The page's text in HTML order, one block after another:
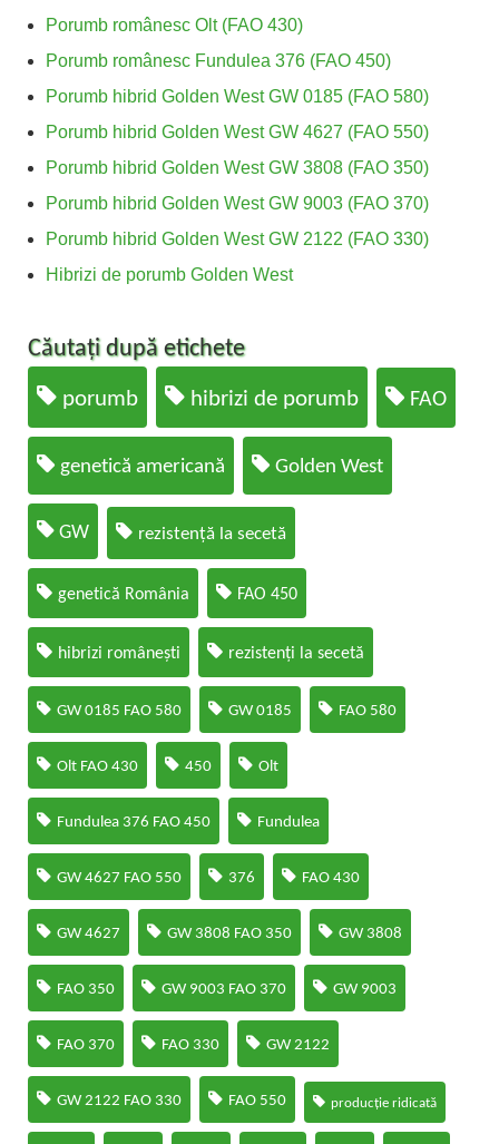
Porumb românesc Olt (FAO 430)
Porumb românesc Fundulea 376 (FAO 450)
Porumb hibrid Golden West GW 0185 (FAO 580)
Porumb hibrid Golden West GW 4627 (FAO 550)
Porumb hibrid Golden West GW 3808 (FAO 350)
Porumb hibrid Golden West GW 9003 (FAO 370)
Porumb hibrid Golden West GW 2122 (FAO 330)
Hibrizi de porumb Golden West
Căutați după etichete
porumb hibrizi de porumb FAO
genetică americană Golden West
GW rezistență la secetă
genetică România FAO 450
hibrizi românești rezistenți la secetă
GW 0185 FAO 580 GW 0185 FAO 580
Olt FAO 430 450 Olt
Fundulea 376 FAO 450 Fundulea
GW 4627 FAO 550 376 FAO 430
GW 4627 GW 3808 FAO 350 GW 3808
FAO 350 GW 9003 FAO 370 GW 9003
FAO 370 FAO 330 GW 2122
GW 2122 FAO 330 FAO 550 producție ridicată